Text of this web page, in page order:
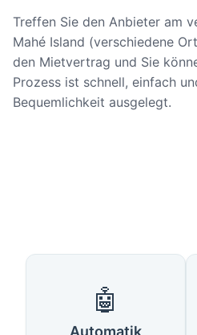
Treffen Sie den Anbieter am
Mahé Island (verschiedene
den Mietvertrag und Sie
Prozess ist schnell, einfach
Bequemlichkeit ausgelegt.
🤖
Automatik